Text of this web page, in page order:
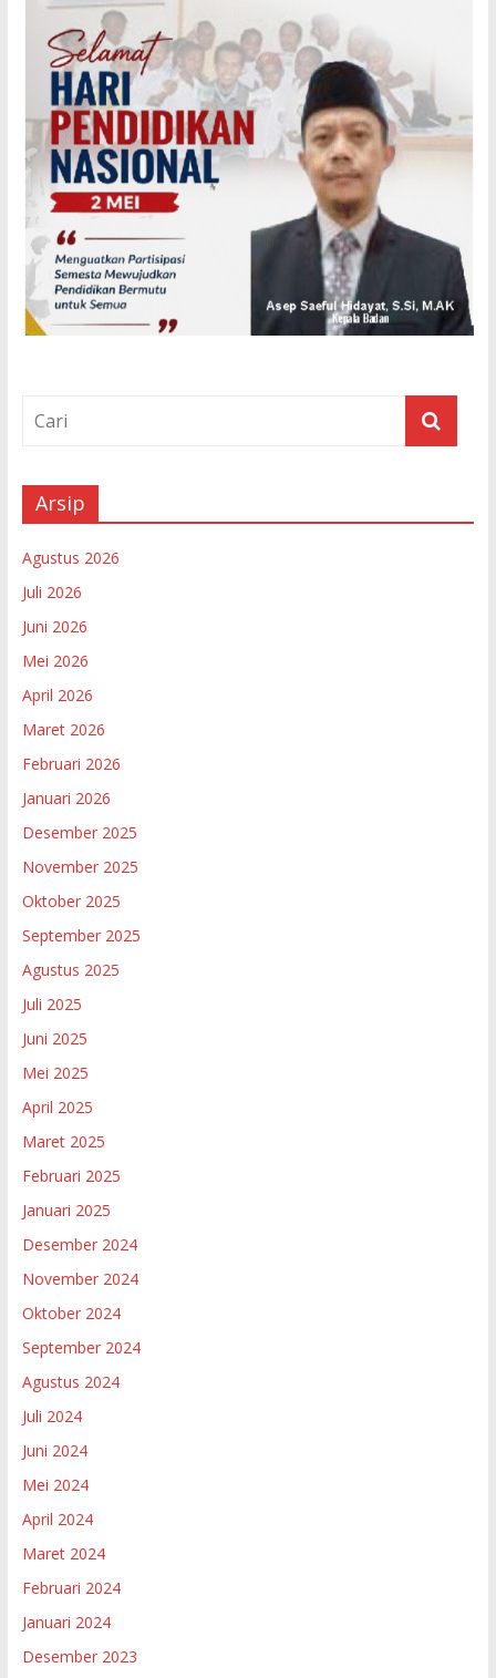
Arsip
Agustus 2026
Juli 2026
Juni 2026
Mei 2026
April 2026
Maret 2026
Februari 2026
Januari 2026
Desember 2025
November 2025
Oktober 2025
September 2025
Agustus 2025
Juli 2025
Juni 2025
Mei 2025
April 2025
Maret 2025
Februari 2025
Januari 2025
Desember 2024
November 2024
Oktober 2024
September 2024
Agustus 2024
Juli 2024
Juni 2024
Mei 2024
April 2024
Maret 2024
Februari 2024
Januari 2024
Desember 2023